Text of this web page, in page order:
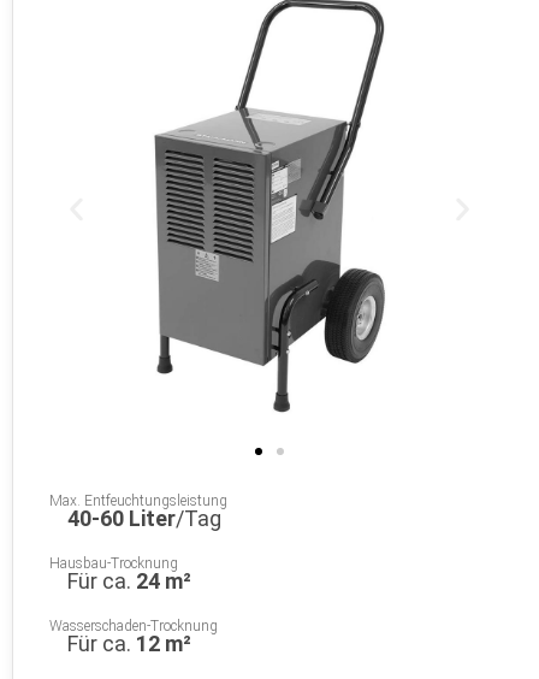
Max. Entfeuchtungsleistung
40-60 Liter/Tag
Hausbau-Trocknung
Für ca. 24 m²
Wasserschaden-Trocknung
Für ca. 12 m²